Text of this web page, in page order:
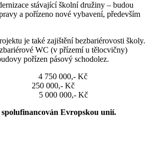
stávající školní družiny – budou
a pořízeno nové vybavení, především
je také zajištění bezbariérovosti školy.
WC (v přízemí u tělocvičny)
pořízen pásový schodolez.
4 750 000,- Kč
250 000,- Kč
5 000 000,- Kč
Evropskou unií.